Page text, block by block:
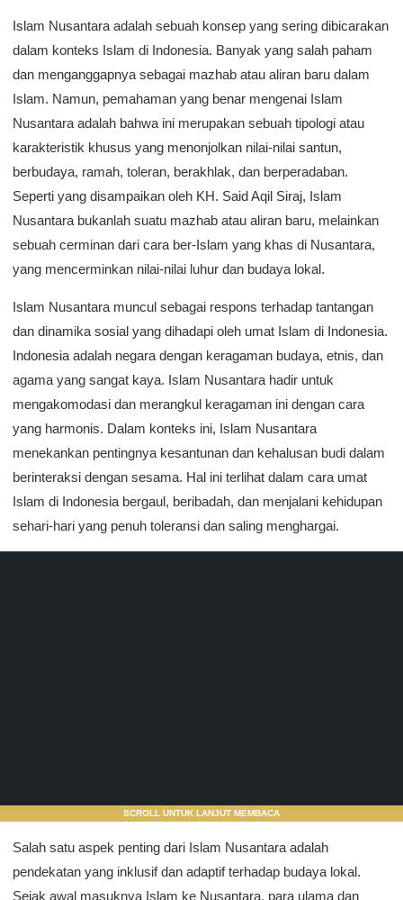
Islam Nusantara adalah sebuah konsep yang sering dibicarakan
dalam konteks Islam di Indonesia. Banyak yang salah paham
dan menganggapnya sebagai mazhab atau aliran baru dalam
Islam. Namun, pemahaman yang benar mengenai Islam
Nusantara adalah bahwa ini merupakan sebuah tipologi atau
karakteristik khusus yang menonjolkan nilai-nilai santun,
berbudaya, ramah, toleran, berakhlak, dan berperadaban.
Seperti yang disampaikan oleh KH. Said Aqil Siraj, Islam
Nusantara bukanlah suatu mazhab atau aliran baru, melainkan
sebuah cerminan dari cara ber-Islam yang khas di Nusantara,
yang mencerminkan nilai-nilai luhur dan budaya lokal.
Islam Nusantara muncul sebagai respons terhadap tantangan
dan dinamika sosial yang dihadapi oleh umat Islam di Indonesia.
Indonesia adalah negara dengan keragaman budaya, etnis, dan
agama yang sangat kaya. Islam Nusantara hadir untuk
mengakomodasi dan merangkul keragaman ini dengan cara
yang harmonis. Dalam konteks ini, Islam Nusantara
menekankan pentingnya kesantunan dan kehalusan budi dalam
berinteraksi dengan sesama. Hal ini terlihat dalam cara umat
Islam di Indonesia bergaul, beribadah, dan menjalani kehidupan
sehari-hari yang penuh toleransi dan saling menghargai.
SCROLL UNTUK LANJUT MEMBACA
Salah satu aspek penting dari Islam Nusantara adalah
pendekatan yang inklusif dan adaptif terhadap budaya lokal.
Sejak awal masuknya Islam ke Nusantara, para ulama dan